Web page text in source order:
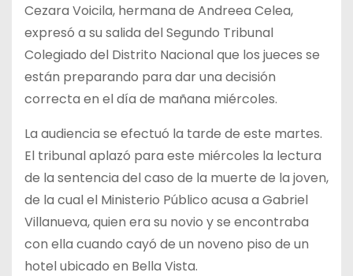
Cezara Voicila, hermana de Andreea Celea,
expresó a su salida del Segundo Tribunal
Colegiado del Distrito Nacional que los jueces se
están preparando para dar una decisión
correcta en el día de mañana miércoles.
La audiencia se efectuó la tarde de este martes.
El tribunal aplazó para este miércoles la lectura
de la sentencia del caso de la muerte de la joven,
de la cual el Ministerio Público acusa a Gabriel
Villanueva, quien era su novio y se encontraba
con ella cuando cayó de un noveno piso de un
hotel ubicado en Bella Vista.